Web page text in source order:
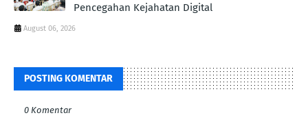
Pencegahan Kejahatan Digital
August 06, 2026
POSTING KOMENTAR
0 Komentar